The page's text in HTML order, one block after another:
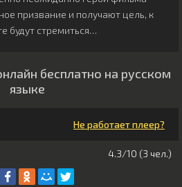
призвание и получают цель, к
будут стремиться…
бесплатно на русском
языке
Не работает плеер?
4.3/10 (3 чeл.)